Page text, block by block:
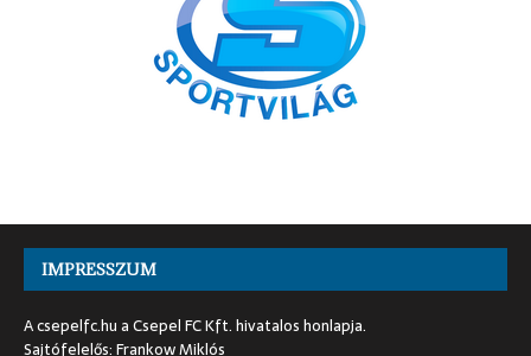
IMPRESSZUM
A csepelfc.hu a Csepel FC Kft. hivatalos honlapja.
Sajtófelelős: Frankow Miklós